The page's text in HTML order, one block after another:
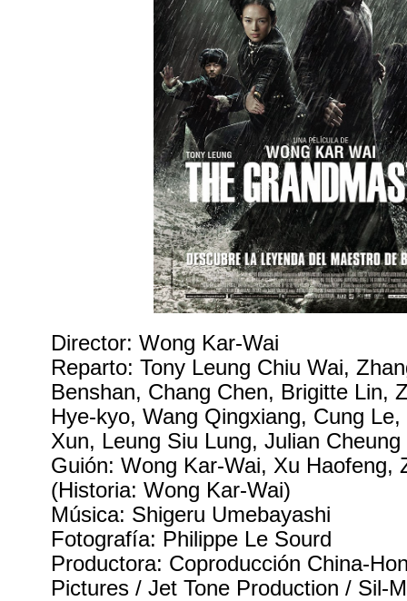
Director: Wong Kar-Wai
Reparto: Tony Leung Chiu Wai,
Benshan, Chang Chen, Brigitte Lin,
Hye-kyo, Wang Qingxiang, Cung
Xun, Leung Siu Lung, Julian Cheung
Guión: Wong Kar-Wai, Xu Haofeng,
(Historia: Wong Kar-Wai)
Música: Shigeru Umebayashi
Fotografía: Philippe Le Sourd
Productora: Coproducción China-
Pictures / Jet Tone Production / Sil-